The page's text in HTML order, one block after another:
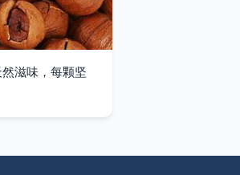
滋味，每颗坚